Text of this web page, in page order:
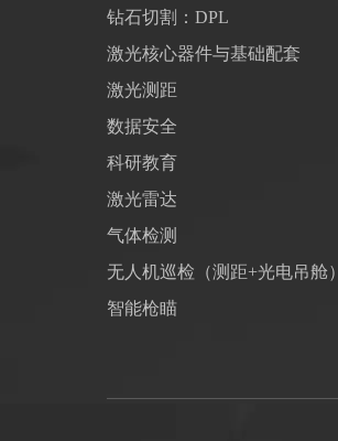
钻石切割：DPL
激光核心器件与基础配套
激光测距
数据安全
科研教育
激光雷达
气体检测
无人机巡检（测距+光电吊舱）
智能枪瞄